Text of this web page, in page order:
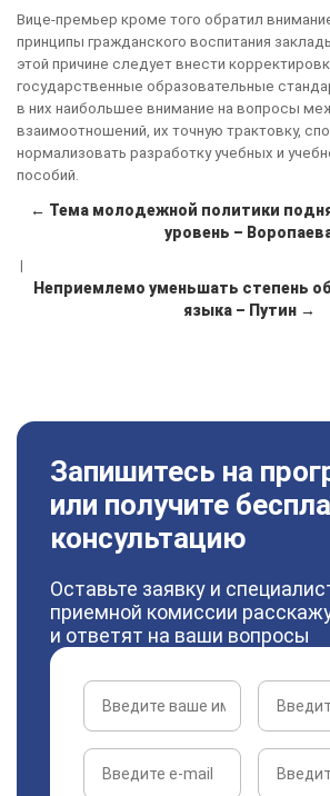
Вице-премьер кроме того обратил
принципы гражданского воспитания
этой причине следует внести
государственные образовательные
в них наибольшее внимание на вопросы
взаимоотношений, их точную трактовку,
нормализовать разработку учебных и
пособий.
← Тема молодежной политики
уровень –
Неприемлемо уменьшать степень
языка – Путин →
Запишитесь на
или получите
консультацию
Оставьте заявку и
приемной комиссии
и ответят на ваши вопросы